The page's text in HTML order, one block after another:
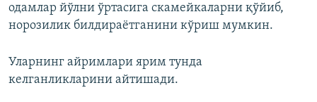
одамлар йўлни ўртасига скамейкаларни қўйиб,
норозилик билдираётганини кўриш мумкин.
Уларнинг айримлари ярим тунда
келганликларини айтишади.